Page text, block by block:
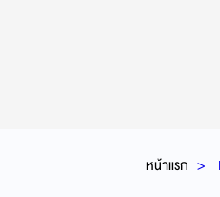
หน้าแรก